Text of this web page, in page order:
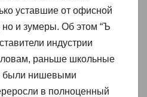
уставшие от офисной
и зумеры. Об этом “Ъ
индустрии
раньше школьные
были нишевыми
в полноценный